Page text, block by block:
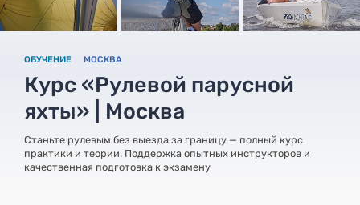
ОБУЧЕНИЕ МОСКВА
Курс «Рулевой парусной
яхты» | Москва
Станьте рулевым без выезда за границу — полный курс
практики и теории. Поддержка опытных инструкторов и
качественная подготовка к экзамену